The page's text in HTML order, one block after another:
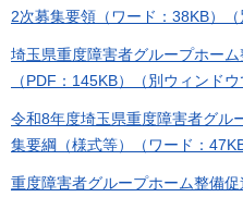
2次募集要領（ワード：38KB）（
埼玉県重度障害者グループホー
（PDF：145KB）（別ウィンドウ
令和8年度埼玉県重度障害者グル
集要綱（様式等）（ワード：47KB
重度障害者グループホーム整備